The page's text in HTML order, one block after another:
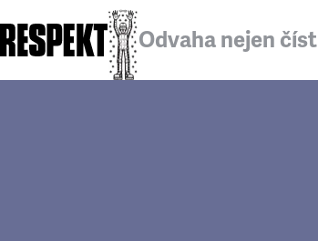
Odvaha nejen číst